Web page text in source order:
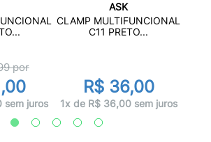
por
sem juros
ASK
CLAMP MULTIFUNCIONAL
C11 PRETO...
R$ 36,00
1x de R$ 36,00 sem juros